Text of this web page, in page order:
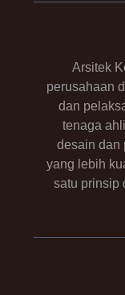
Arsitek
perusahaan
dan
tenaga
desain dan
yang lebih
satu prinsip